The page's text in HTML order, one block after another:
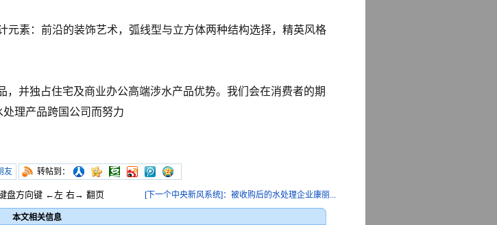
元素：前沿的装饰艺术，弧线型与立方体两种结构选择，精英风格
，并独占住宅及商业办公高端涉水产品优势。我们会在消费者的期
理产品跨国公司而努力
友 转帖到：
盘方向键 ←左 右→ 翻页 [下一个中央新风系统]：被收购后的水处理企业康丽...
本文相关信息